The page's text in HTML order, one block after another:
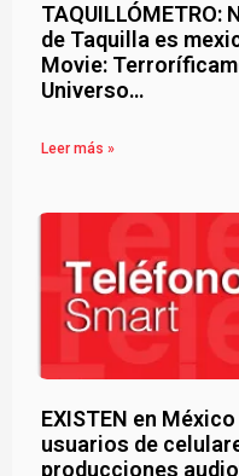
TAQUILLÓMETRO:
de Taquilla es
Movie:
Universo…
Leer más »
EXISTEN en
usuarios de
producciones